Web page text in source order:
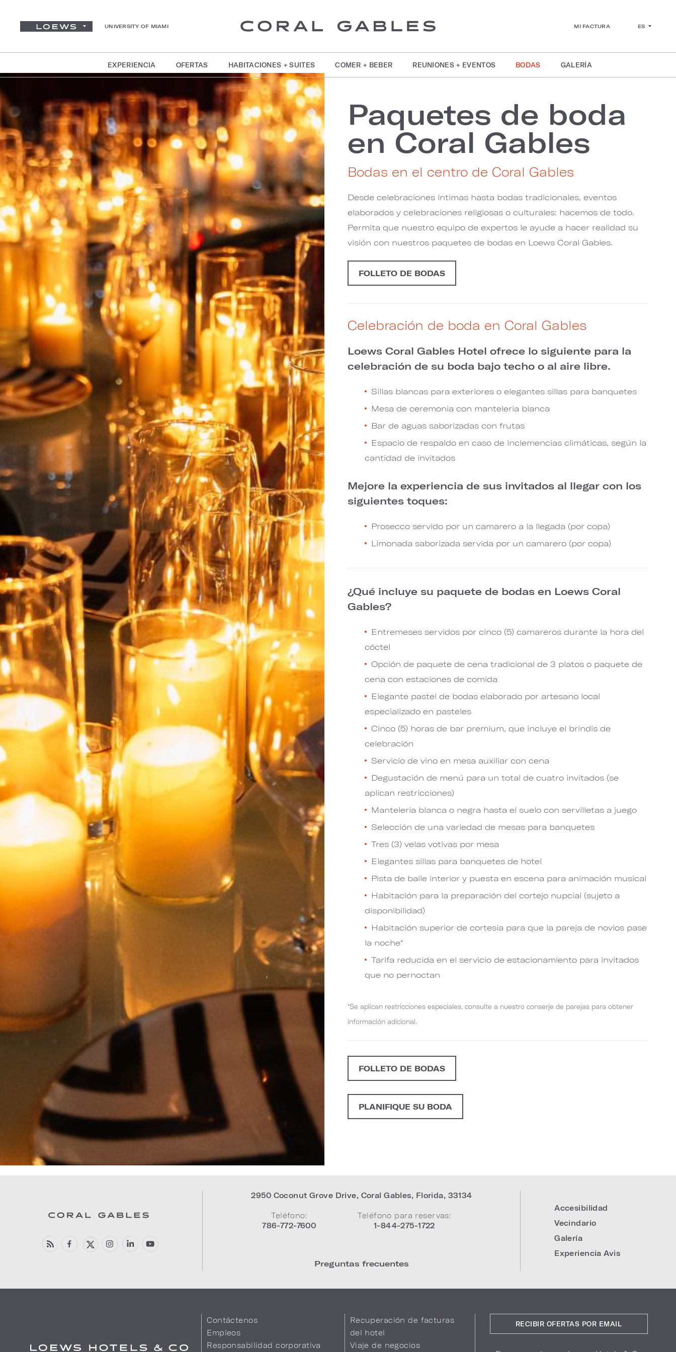
UNIVERSITY OF MIAMI MI FACTURA ES
EXPERIENCIA OFERTAS HABITACIONES + SUITES COMER + BEBER REUNIONES + EVENTOS BODAS GALERÍA
Paquetes de boda
en Coral Gables
Bodas en el centro de Coral Gables
Desde celebraciones íntimas hasta bodas tradicionales, eventos
elaborados y celebraciones religiosas o culturales: hacemos de todo.
Permita que nuestro equipo de expertos le ayude a hacer realidad su
visión con nuestros paquetes de bodas en Loews Coral Gables.
FOLLETO DE BODAS
Celebración de boda en Coral Gables
Loews Coral Gables Hotel ofrece lo siguiente para la
celebración de su boda bajo techo o al aire libre.
Sillas blancas para exteriores o elegantes sillas para banquetes
Mesa de ceremonia con mantelería blanca
Bar de aguas saborizadas con frutas
Espacio de respaldo en caso de inclemencias climáticas, según la
cantidad de invitados
Mejore la experiencia de sus invitados al llegar con los
siguientes toques:
Prosecco servido por un camarero a la llegada (por copa)
Limonada saborizada servida por un camarero (por copa)
¿Qué incluye su paquete de bodas en Loews Coral
Gables?
Entremeses servidos por cinco (5) camareros durante la hora del
cóctel
Opción de paquete de cena tradicional de 3 platos o paquete de
cena con estaciones de comida
Elegante pastel de bodas elaborado por artesano local
especializado en pasteles
Cinco (5) horas de bar premium, que incluye el brindis de
celebración
Servicio de vino en mesa auxiliar con cena
Degustación de menú para un total de cuatro invitados (se
aplican restricciones)
Mantelería blanca o negra hasta el suelo con servilletas a juego
Selección de una variedad de mesas para banquetes
Tres (3) velas votivas por mesa
Elegantes sillas para banquetes de hotel
Pista de baile interior y puesta en escena para animación musical
Habitación para la preparación del cortejo nupcial (sujeto a
disponibilidad)
Habitación superior de cortesía para que la pareja de novios pase
la noche*
Tarifa reducida en el servicio de estacionamiento para invitados
que no pernoctan
*Se aplican restricciones especiales, consulte a nuestro conserje de parejas para obtener
información adicional.
FOLLETO DE BODAS
PLANIFIQUE SU BODA
2950 Coconut Grove Drive, Coral Gables, Florida, 33134
Teléfono:
786-772-7600
Teléfono para reservas:
1-844-275-1722
Preguntas frecuentes
Accesibilidad
Vecindario
Galería
Experiencia Avis
Contáctenos
Empleos
Responsabilidad corporativa
Recuperación de facturas
del hotel
Viaje de negocios
RECIBIR OFERTAS POR EMAIL